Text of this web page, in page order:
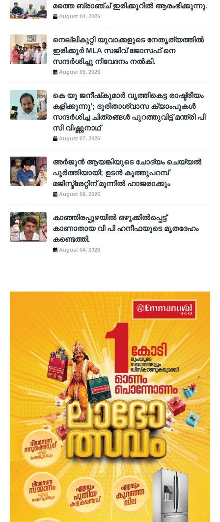
മത്തെ ബ്രാഞ്ച് ഇരിക്കൂറിൽ ആരംഭിക്കുന്നു.
August 04, 2026
നെല്ലികുറ്റി യുവാക്കളുടെ നേതൃത്യത്തിൽ
ഇരിക്കൂർ MLA സജിവ് ജോസഫ് നെ
സന്ദർശിച്ചു നിവേദനം നൽകി.
August 09, 2026
കെ യു ജനീഷ്‌കുമാര്‍ വൃത്തികെട്ട രാഷ്ട്രീയം
കളിക്കുന്നു’; ദുരിതാശ്വാസ ക്യാംപുകള്‍
സന്ദര്‍ശിച്ച ചിത്രങ്ങള്‍ പുറത്തുവിട്ട് മന്ത്രി പി
സി വിഷ്ണുനാഥ്
August 07, 2026
അര്‍ജുന്‍ ആയങ്കിയുടെ ചോദ്യം ചെയ്യല്‍
പൂര്‍ത്തിയായി; ഉടന്‍ കൂത്തുപറമ്പ്
മജിസ്ട്രേറ്റിന് മുന്നില്‍ ഹാജരാക്കും
August 09, 2026
കാഞ്ഞിരപ്പുഴയിൽ ഒഴുക്കിൽപ്പെട്ട്
കാണാതായ വി പി ഹനീഫയുടെ മൃതദേഹം
കണ്ടെത്തി.
August 04, 2026